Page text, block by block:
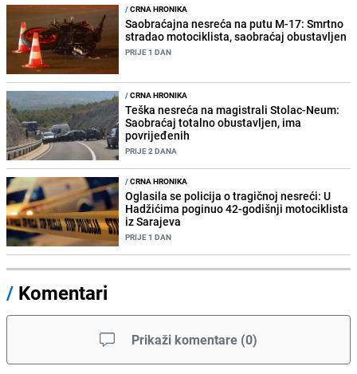
/CRNA HRONIKA
Saobraćajna nesreća na putu M-17: Smrtno
stradao motociklista, saobraćaj obustavljen
PRIJE 1 DAN
/CRNA HRONIKA
Teška nesreća na magistrali Stolac-Neum:
Saobraćaj totalno obustavljen, ima
povrijeđenih
PRIJE 2 DANA
/CRNA HRONIKA
Oglasila se policija o tragičnoj nesreći: U
Hadžićima poginuo 42-godišnji motociklista
iz Sarajeva
PRIJE 1 DAN
/ Komentari
Prikaži komentare (0)